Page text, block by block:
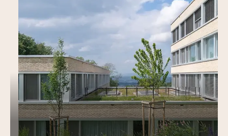
Formation et recherche
Commerce, foires et événements
Bureau, industrie et artisanat
Habitat